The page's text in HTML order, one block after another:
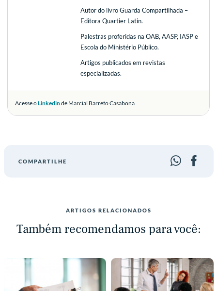
Autor do livro Guarda Compartilhada –
Editora Quartier Latin.
Palestras proferidas na OAB, AASP, IASP e
Escola do Ministério Público.
Artigos publicados em revistas
especializadas.
Acesse oLinkedinde Marcial Barreto Casabona
COMPARTILHE
ARTIGOS RELACIONADOS
Também recomendamos para você: